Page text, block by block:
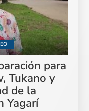
para
Tukano y
de la
Yagarí